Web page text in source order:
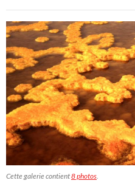
Cette galerie contient8 photos